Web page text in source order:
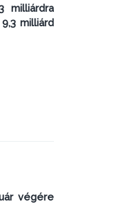
milliárdra
milliárd
végére